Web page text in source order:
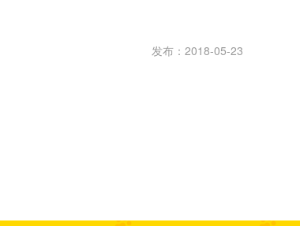
发布：2018-05-23